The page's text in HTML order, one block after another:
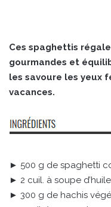
Ces spaghettis
gourmandes et
les savoure les yeux
vacances.
► 500 g de spaghetti
► 2 cuil. à soupe
► 300 g de hachis